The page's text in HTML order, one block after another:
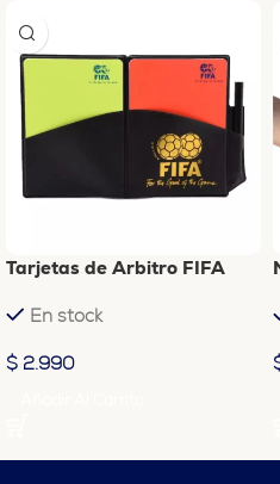
Tarjetas de Arbitro FIFA
En stock
$ 2.990